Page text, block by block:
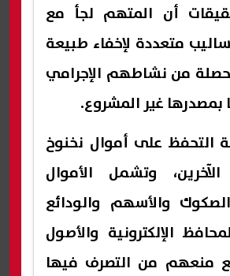
أن المتهم لجأ مع
متعددة لإخفاء طبيعة
من نشاطهم الإجرامي
غير المشروع.
التحفظ على أموال نخنوخ
وتشمل الأموال
والأسهم والودائع
الإلكترونية والأصول
منعهم من التصرف فيها